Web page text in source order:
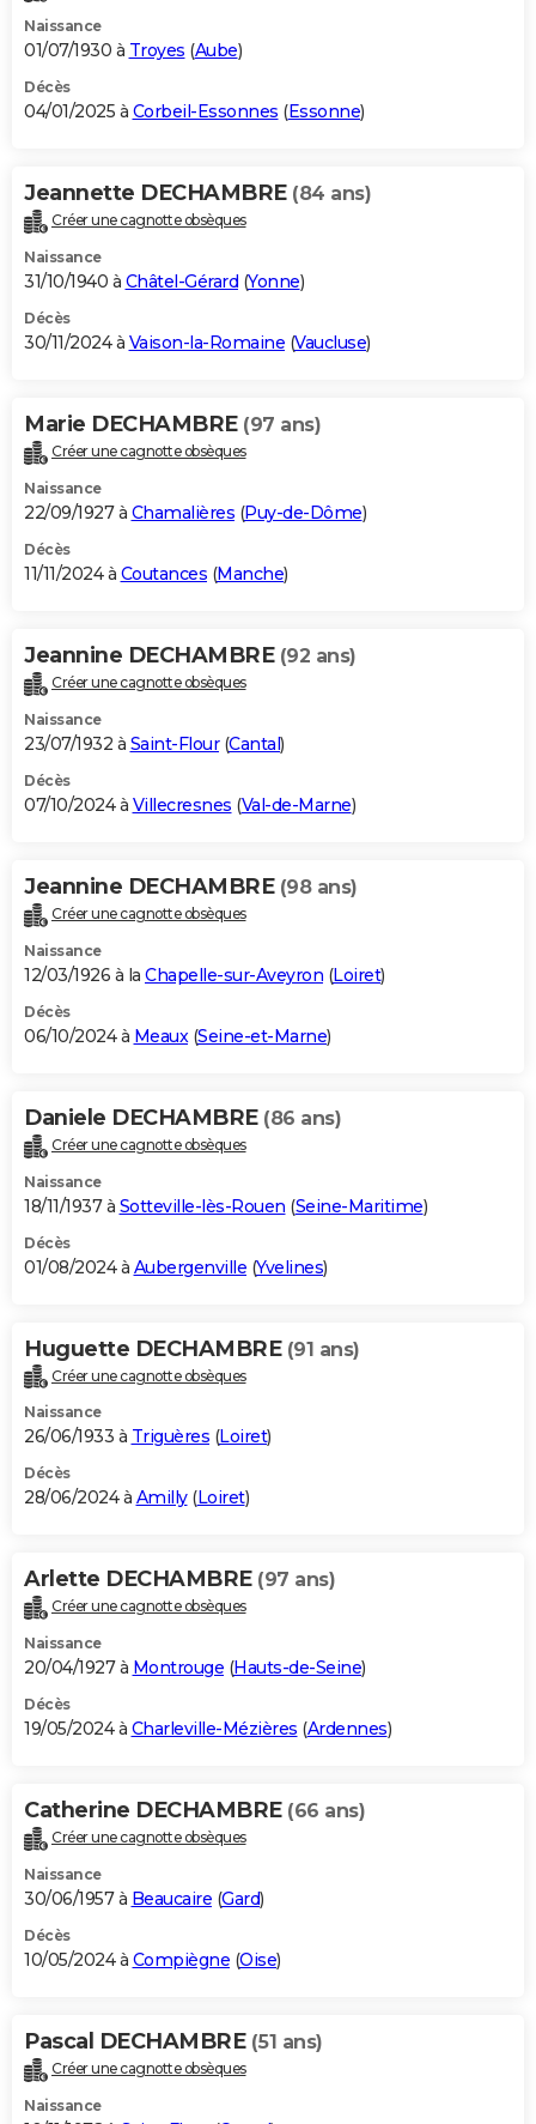
Naissance
01/07/1930 à Troyes (Aube)
Décès
04/01/2025 à Corbeil-Essonnes (Essonne)
Jeannette DECHAMBRE (84 ans)
Créer une cagnotte obsèques
Naissance
31/10/1940 à Châtel-Gérard (Yonne)
Décès
30/11/2024 à Vaison-la-Romaine (Vaucluse)
Marie DECHAMBRE (97 ans)
Créer une cagnotte obsèques
Naissance
22/09/1927 à Chamalières (Puy-de-Dôme)
Décès
11/11/2024 à Coutances (Manche)
Jeannine DECHAMBRE (92 ans)
Créer une cagnotte obsèques
Naissance
23/07/1932 à Saint-Flour(Cantal)
Décès
07/10/2024 à Villecresnes (Val-de-Marne)
Jeannine DECHAMBRE (98 ans)
Créer une cagnotte obsèques
Naissance
12/03/1926 à la Chapelle-sur-Aveyron (Loiret)
Décès
06/10/2024 à Meaux(Seine-et-Marne)
Daniele DECHAMBRE (86 ans)
Créer une cagnotte obsèques
Naissance
18/11/1937 à Sotteville-lès-Rouen (Seine-Maritime)
Décès
01/08/2024 à Aubergenville (Yvelines)
Huguette DECHAMBRE (91 ans)
Créer une cagnotte obsèques
Naissance
26/06/1933 à Triguères (Loiret)
Décès
28/06/2024 à Amilly(Loiret)
Arlette DECHAMBRE (97 ans)
Créer une cagnotte obsèques
Naissance
20/04/1927 à Montrouge (Hauts-de-Seine)
Décès
19/05/2024 à Charleville-Mézières (Ardennes)
Catherine DECHAMBRE (66 ans)
Créer une cagnotte obsèques
Naissance
30/06/1957 à Beaucaire (Gard)
Décès
10/05/2024 à Compiègne (Oise)
Pascal DECHAMBRE (51 ans)
Créer une cagnotte obsèques
Naissance